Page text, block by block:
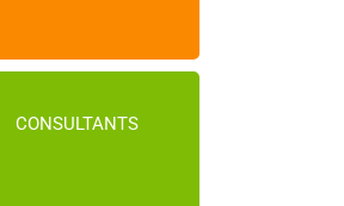
CONSULTANTS